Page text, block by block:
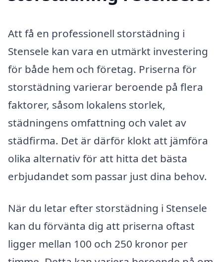
Att få en professionell storstädning i
Stensele kan vara en utmärkt investering
för både hem och företag. Priserna för
storstädning varierar beroende på flera
faktorer, såsom lokalens storlek,
städningens omfattning och valet av
städfirma. Det är därför klokt att jämföra
olika alternativ för att hitta det bästa
erbjudandet som passar just dina behov.
När du letar efter storstädning i Stensele
kan du förvänta dig att priserna oftast
ligger mellan 100 och 250 kronor per